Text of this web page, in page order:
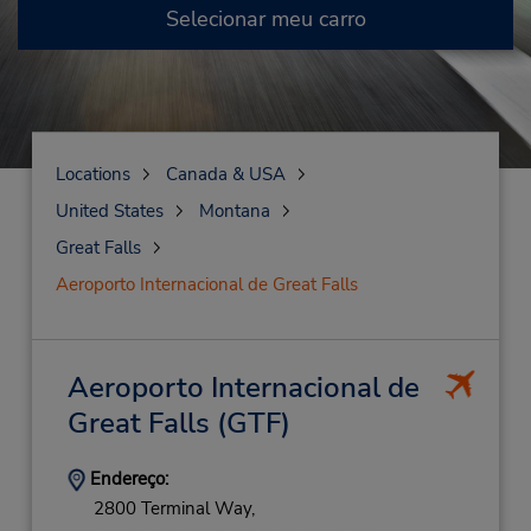
Selecionar meu carro
Locations
Canada & USA
United States
Montana
Great Falls
Aeroporto Internacional de Great Falls
Aeroporto Internacional de
Great Falls (GTF)
Endereço:
2800 Terminal Way,